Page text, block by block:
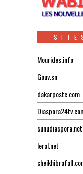
Mourides.info
Gouv.sn
dakarposte.com
sunudiaspora.net
leral.net